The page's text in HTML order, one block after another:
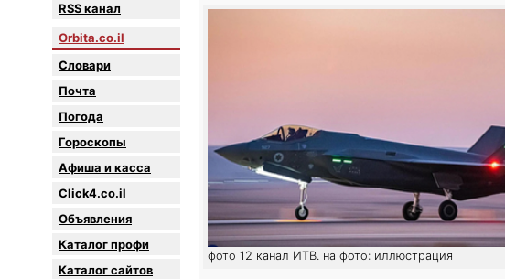
RSS канал
Orbita.co.il
Словари
Почта
Погода
Гороскопы
Афиша и касса
Click4.co.il
Объявления
Каталог профи
Каталог сайтов
фото 12 канал ИТВ. на фото: иллюстрация